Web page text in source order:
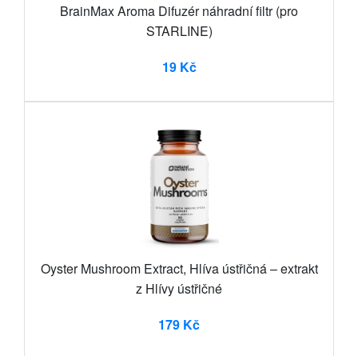
BrainMax Aroma Difuzér náhradní filtr (pro
STARLINE)
19 Kč
Oyster Mushroom Extract, Hlíva ústřičná – extrakt
z Hlívy ústřičné
179 Kč